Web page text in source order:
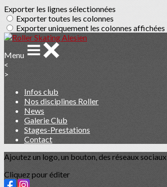
Exporter les lignes sélectionnées
Exporter toutes les colonnes
Exporter uniquement les colonnes affichées
Menu
<
>
Infos club
Nos disciplines Roller
News
Galerie Club
Stages-Prestations
Contact
Ajoutez un logo, un bouton, des réseaux sociaux
Cliquez pour éditer